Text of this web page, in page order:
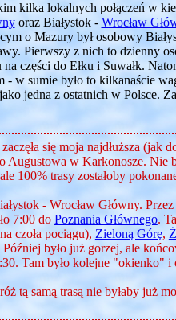
kilka lokalnych połączeń w
oraz Białystok - Wrocław
o Mazury był osobowy
Pierwszy z nich to dzienny
części do Ełku i Suwałk.
w sumie było to kilkanaście
jedna z ostatnich w Polsce.
się moja najdłuższa
Augustowa w Karkonosze.
100% trasy zostałoby
- Wrocław Główny.
7:00 do Poznania Głównego.
czoła pociągu), Zieloną Górę,
było już gorzej, ale
Tam było kolejne "okienko" i
tą samą trasą nie byłaby już